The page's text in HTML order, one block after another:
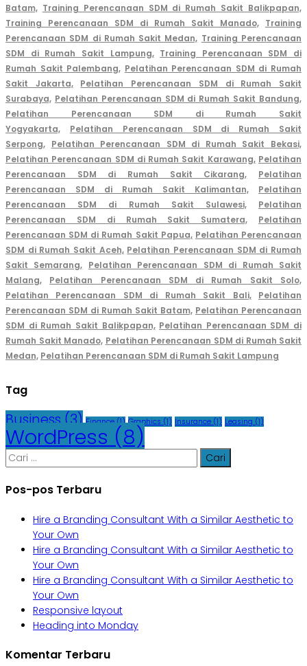
Batam, Training Perencanaan SDM di Rumah Sakit Balikpapan,
Training Perencanaan SDM di Rumah Sakit Manado, Training
Perencanaan SDM di Rumah Sakit Medan, Training Perencanaan
SDM di Rumah Sakit Lampung, Training Perencanaan SDM di
Rumah Sakit Palembang, Pelatihan Perencanaan SDM di Rumah
Sakit Jakarta,
Pelatihan Perencanaan SDM di Rumah Sakit
Surabaya, Pelatihan Perencanaan SDM di Rumah Sakit Bandung,
Pelatihan Perencanaan SDM di Rumah Sakit
Yogyakarta,
Pelatihan Perencanaan SDM di Rumah Sakit
Serpong, Pelatihan Perencanaan SDM di Rumah Sakit Bekasi,
Pelatihan Perencanaan SDM di Rumah Sakit Karawang, Pelatihan
Perencanaan SDM di Rumah Sakit Cikarang,
Pelatihan
Perencanaan SDM di Rumah Sakit Kalimantan,
Pelatihan
Perencanaan SDM di Rumah Sakit Sulawesi,
Pelatihan
Perencanaan SDM di Rumah Sakit Sumatera,
Pelatihan
Perencanaan SDM di Rumah Sakit Papua, Pelatihan Perencanaan
SDM di Rumah Sakit Aceh, Pelatihan Perencanaan SDM di Rumah
Sakit Semarang, Pelatihan Perencanaan SDM di Rumah Sakit
Malang,
Pelatihan Perencanaan SDM di Rumah Sakit Solo,
Pelatihan Perencanaan SDM di Rumah Sakit Bali,
Pelatihan
Perencanaan SDM di Rumah Sakit Batam, Pelatihan Perencanaan
SDM di Rumah Sakit Balikpapan, Pelatihan Perencanaan SDM di
Rumah Sakit Manado, Pelatihan Perencanaan SDM di Rumah Sakit
Medan, Pelatihan Perencanaan SDM di Rumah Sakit Lampung
Tag
Business (3) Finance (1) Graphics (1) Insurance (1) Leasing (1)
WordPress (8)
Cari
untuk:
Pos-pos Terbaru
Hire a Branding Consultant With a Similar Aesthetic to
Your Own
Hire a Branding Consultant With a Similar Aesthetic to
Your Own
Hire a Branding Consultant With a Similar Aesthetic to
Your Own
Responsive layout
Heading into Monday
Komentar Terbaru